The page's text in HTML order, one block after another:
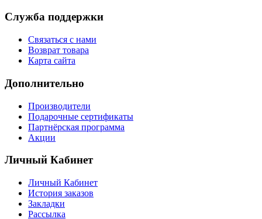
Служба поддержки
Связаться с нами
Возврат товара
Карта сайта
Дополнительно
Производители
Подарочные сертификаты
Партнёрская программа
Акции
Личный Кабинет
Личный Кабинет
История заказов
Закладки
Рассылка